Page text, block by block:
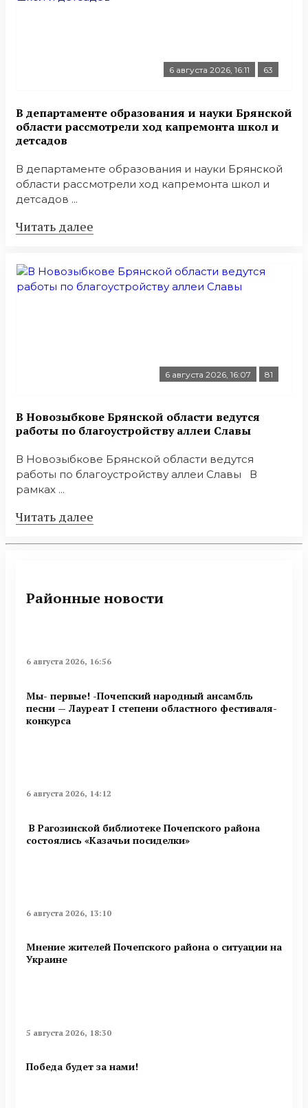
6 августа 2026, 16:11 63
В департаменте образования и науки Брянской
области рассмотрели ход капремонта школ и
детсадов
В департаменте образования и науки Брянской
области рассмотрели ход капремонта школ и
детсадов ...
Читать далее
6 августа 2026, 16:07 81
В Новозыбкове Брянской области ведутся
работы по благоустройству аллеи Славы
В Новозыбкове Брянской области ведутся
работы по благоустройству аллеи Славы В
рамках ...
Читать далее
Районные новости
6 августа 2026, 16:56
Мы- первые! -Почепский народный ансамбль
песни — Лауреат I степени областного фестиваля-
конкурса
6 августа 2026, 14:12
В Рагозинской библиотеке Почепского района
состоялись «Казачьи посиделки»
6 августа 2026, 13:10
Мнение жителей Почепского района о ситуации на
Украине
5 августа 2026, 18:30
Победа будет за нами!